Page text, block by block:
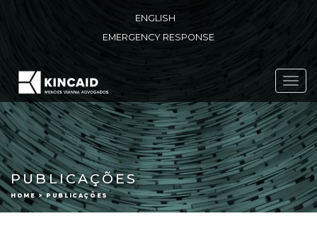
ENGLISH
EMERGENCY RESPONSE
PUBLICAÇÕES
HOME > PUBLICAÇÕES